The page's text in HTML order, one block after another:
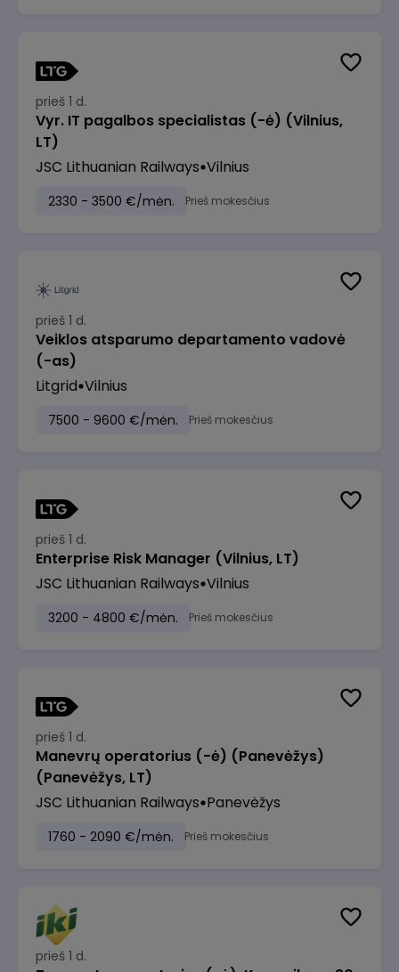
prieš 1 d.
Vyr. IT pagalbos specialistas (-ė) (Vilnius,
LT)
JSC Lithuanian Railways Vilnius
2330 - 3500 €/mėn. Prieš mokesčius
prieš 1 d.
Veiklos atsparumo departamento vadovė
(-as)
Litgrid Vilnius
7500 - 9600 €/mėn. Prieš mokesčius
prieš 1 d.
Enterprise Risk Manager (Vilnius, LT)
JSC Lithuanian Railways Vilnius
3200 - 4800 €/mėn. Prieš mokesčius
prieš 1 d.
Manevrų operatorius (-ė) (Panevėžys)
(Panevėžys, LT)
JSC Lithuanian Railways Panevėžys
1760 - 2090 €/mėn. Prieš mokesčius
prieš 1 d.